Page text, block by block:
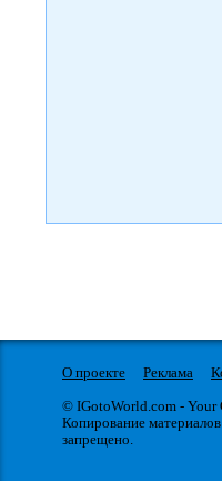
О проекте Реклама
© IGotoWorld.com - Your
Копирование
запрещено.